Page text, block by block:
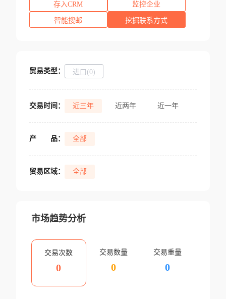
存入CRM 监控企业
智能搜邮 挖掘联系方式
贸易类型： 进口(0)
交易时间： 近三年 近两年 近一年
产 品： 全部
贸易区域： 全部
市场趋势分析
交易次数
0
交易数量
0
交易重量
0